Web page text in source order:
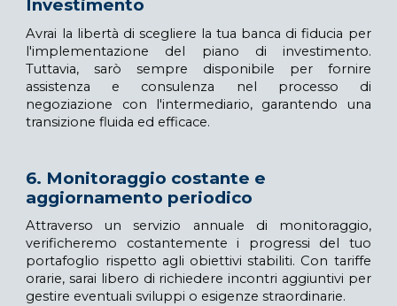
Investimento
Avrai la libertà di scegliere la tua banca di fiducia per
l'implementazione del piano di investimento.
Tuttavia, sarò sempre disponibile per fornire
assistenza e consulenza nel processo di
negoziazione con l'intermediario, garantendo una
transizione fluida ed efficace.
6. Monitoraggio costante e
aggiornamento periodico
Attraverso un servizio annuale di monitoraggio,
verificheremo costantemente i progressi del tuo
portafoglio rispetto agli obiettivi stabiliti. Con tariffe
orarie, sarai libero di richiedere incontri aggiuntivi per
gestire eventuali sviluppi o esigenze straordinarie.